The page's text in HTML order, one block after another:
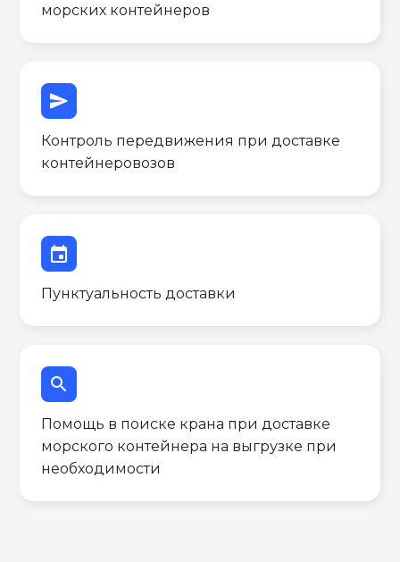
морских контейнеров
send
Контроль передвижения при доставке
контейнеровозов
event
Пунктуальность доставки
search
Помощь в поиске крана при доставке
морского контейнера на выгрузке при
необходимости